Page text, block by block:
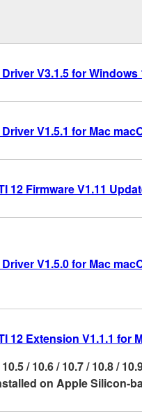
V3.1.5 for Windows
Driver V1.5.1 for Mac
12 Firmware V1.11
Driver V1.5.0 for Mac
12 Extension V1.1.1 for
/ 10.6 / 10.7 / 10.8 /
on Apple Silicon-